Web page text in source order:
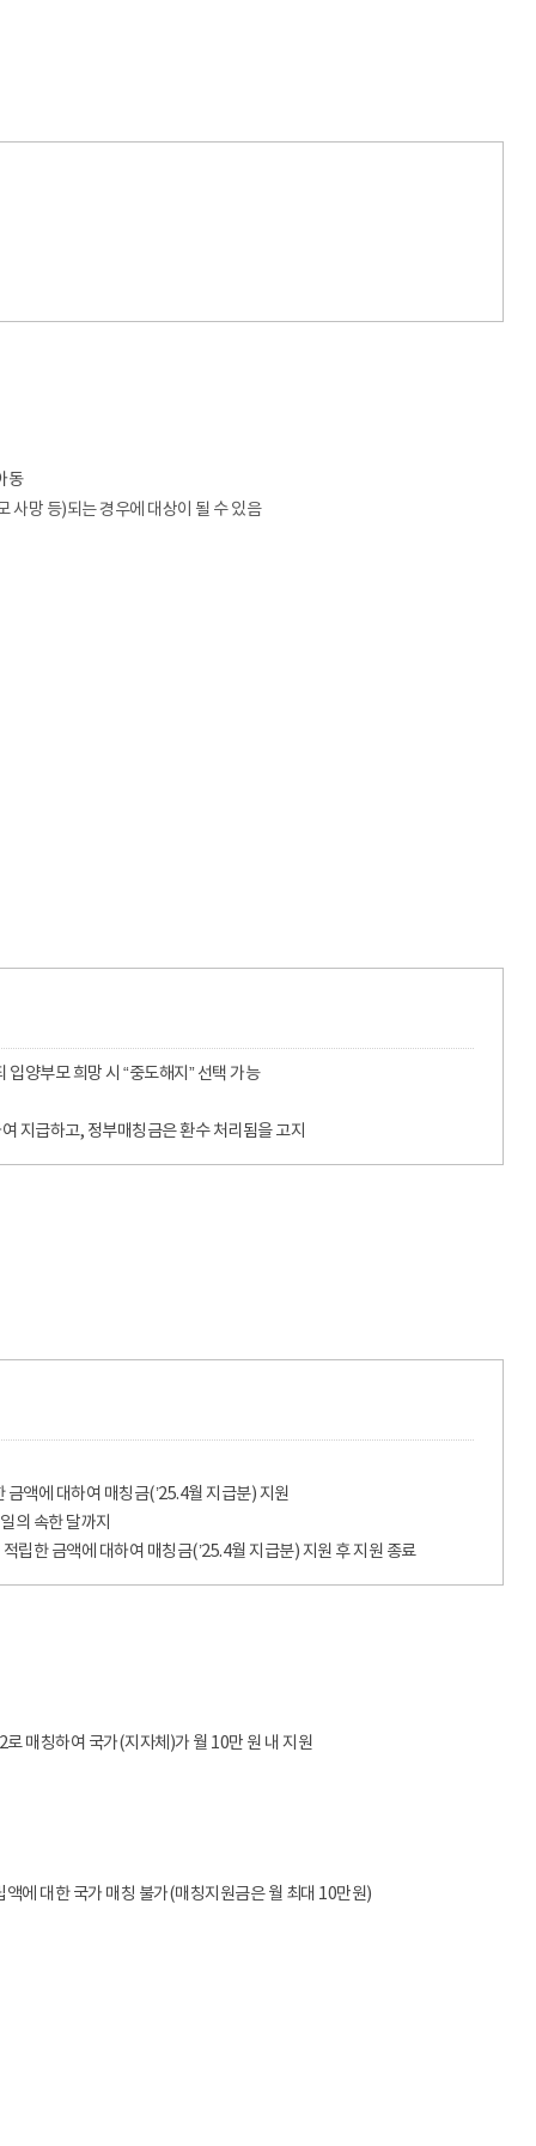
동
사망 등)되는 경우에 대상이 될 수 있음
양부모 희망 시 “중도해지” 선택 가능
지급하고, 정부매칭금은 환수 처리됨을 고지
금액에 대하여 매칭금(’25.4월 지급분) 지원
의 속한 달까지
립한 금액에 대하여 매칭금(’25.4월 지급분) 지원 후 지원 종료
매칭하여 국가(지자체)가 월 10만 원 내 지원
에 대한 국가 매칭 불가(매칭지원금은 월 최대 10만원)